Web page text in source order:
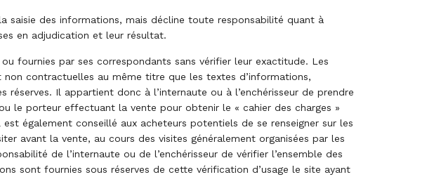
saisie des informations, mais décline toute responsabilité quant à
en adjudication et leur résultat.
fournies par ses correspondants sans vérifier leur exactitude. Les
contractuelles au même titre que les textes d’informations,
Il appartient donc à l’internaute ou à l’enchérisseur de prendre
le porteur effectuant la vente pour obtenir le « cahier des charges »
également conseillé aux acheteurs potentiels de se renseigner sur les
avant la vente, au cours des visites généralement organisées par les
de l’internaute ou de l’enchérisseur de vérifier l’ensemble des
sont fournies sous réserves de cette vérification d’usage le site ayant